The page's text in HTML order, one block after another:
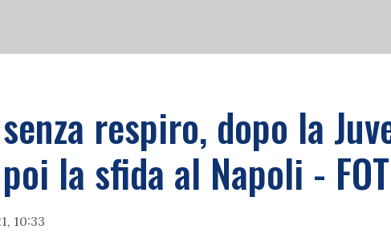
respiro, dopo la
la sfida al Napoli -
10:33